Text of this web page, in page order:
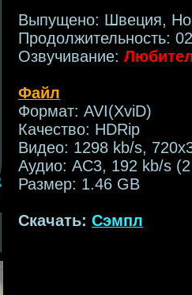
Выпущено: Швеция,
Продолжительность:
Озвучивание:
Файл
Формат: AVI(XviD)
Качество: HDRip
Видео: 1298 kb/s,
Аудио: AC3, 192 kb/s
Размер: 1.46 GB
Скачать: Сэмпл